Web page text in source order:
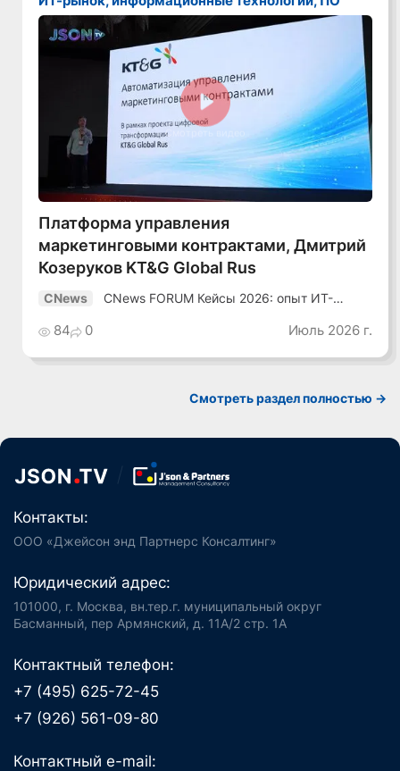
Смотреть видео
Платформа управления
маркетинговыми контрактами, Дмитрий
Козеруков KT&G Global Rus
CNews
CNews FORUM Кейсы 2026: опыт ИТ-
84 0 Июль 2026 г.
Смотреть раздел полностью ->
Контакты:
ООО «Джейсон энд Партнерс Консалтинг»
Юридический адрес:
101000, г. Москва, вн.тер.г. муниципальный округ
Басманный, пер Армянский, д. 11А/2 стр. 1А
Контактный телефон:
+7 (495) 625-72-45
+7 (926) 561-09-80
Контактный e-mail: